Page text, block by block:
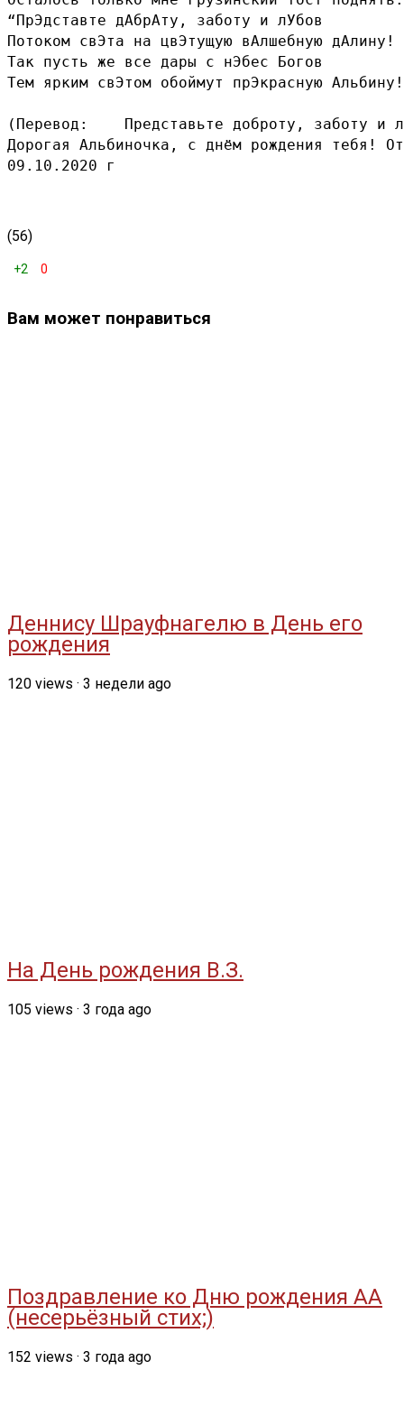
“ПрЭдставте дАбрАту, заботу и лУбов
Потоком свЭта на цвЭтущую вАлшебную дАлину!
Так пусть же все дары с нЭбес Богов
Тем ярким свЭтом обоймут прЭкрасную
(Перевод:    Представьте доброту, заботу
Дорогая Альбиночка, с днём рождения тебя!
09.10.2020 г
(56)
+2 0
Вам может понравиться
Деннису Шрауфнагелю в День его
рождения
120 views · 3 недели ago
На День рождения В.З.
105 views · 3 года ago
Поздравление ко Дню рождения АА
(несерьёзный стих;)
152 views · 3 года ago